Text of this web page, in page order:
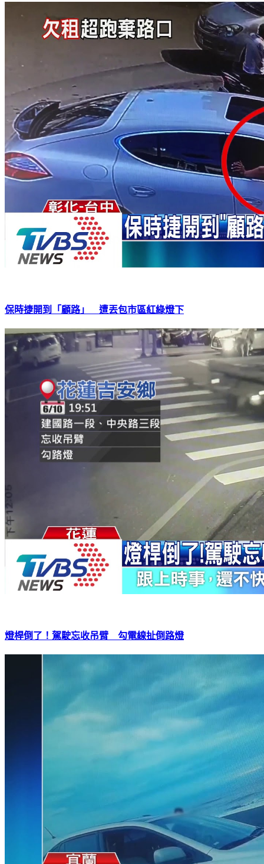
保時捷開到「顧路」 遭丟包市區紅綠燈下
燈桿倒了！駕駛忘收吊臂 勾電線扯倒路燈